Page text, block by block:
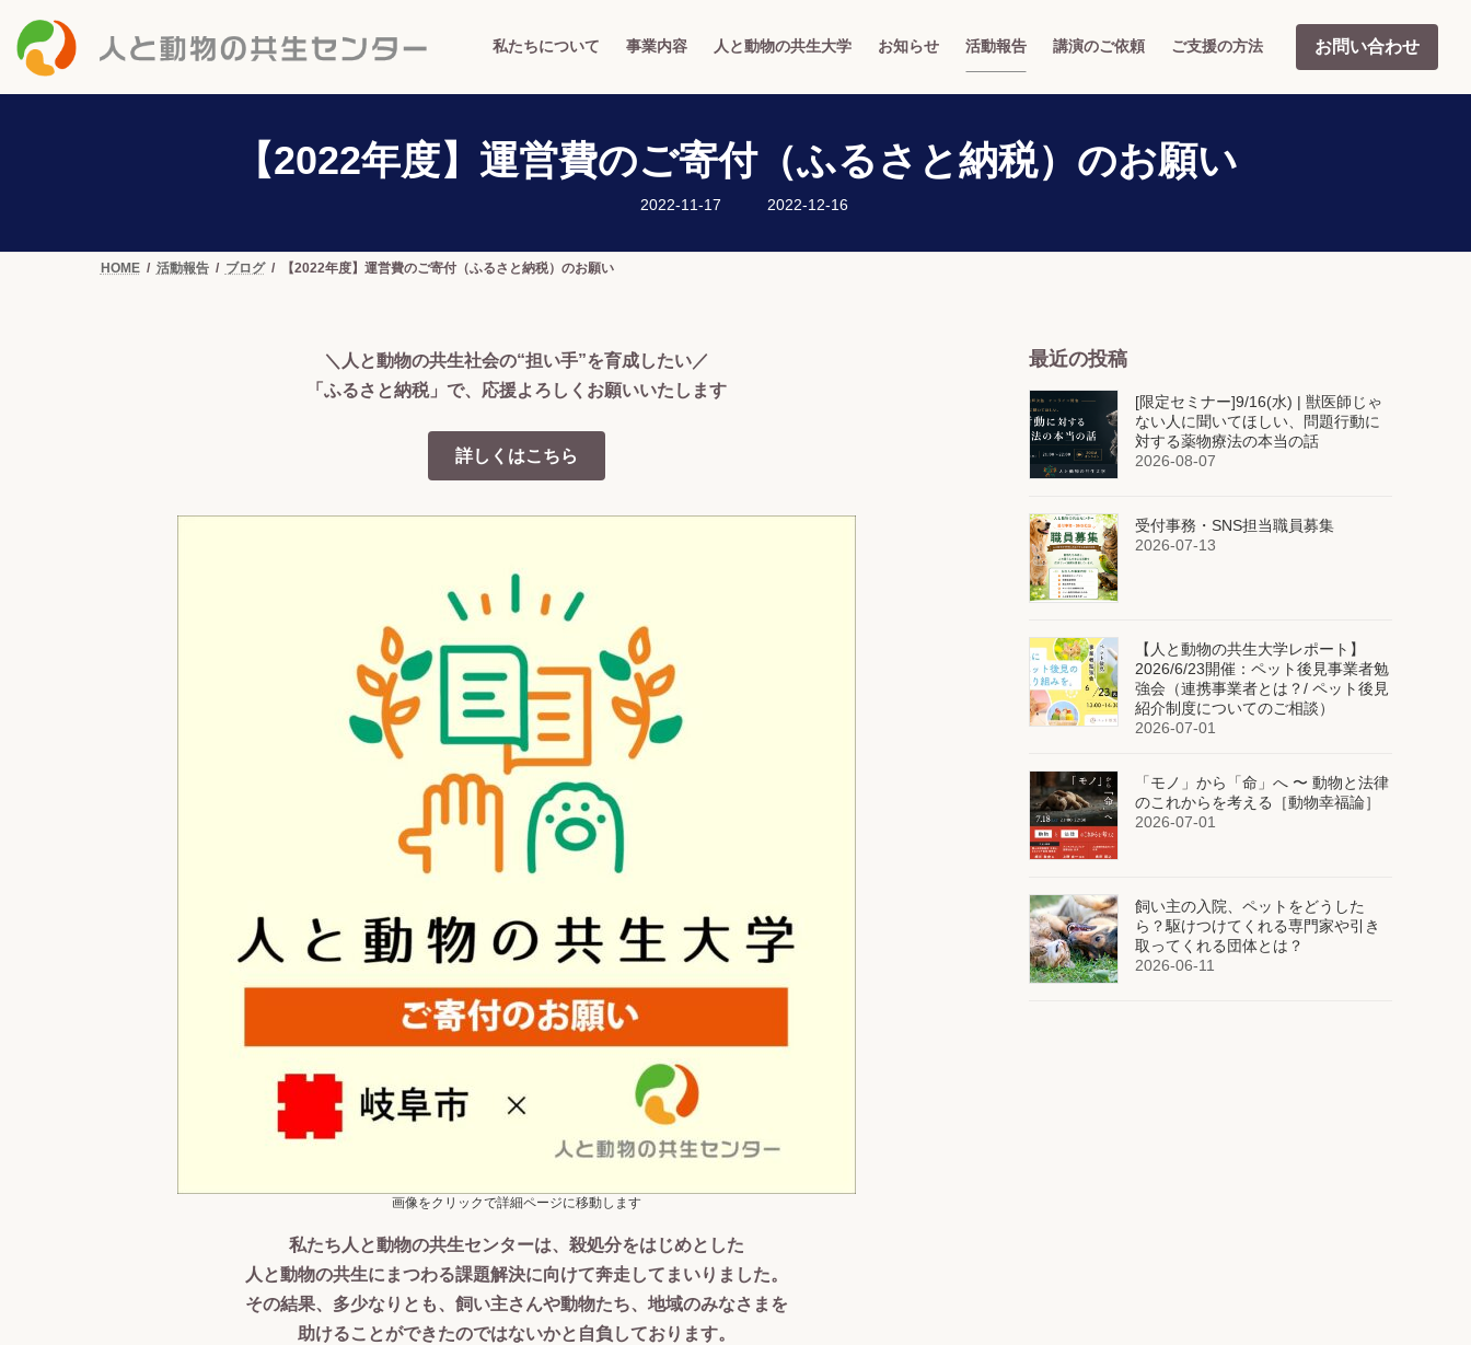
お問い合わせ
私たちについて 事業内容 人と動物の共生大学 お知らせ 活動報告 講演のご依頼 ご支援の方法
【2022年度】運営費のご寄付（ふるさと納税）のお願い
2022-11-17
最
新
2022-12-16
HOME 活動報告 ブログ 【2022年度】運営費のご寄付（ふるさと納税）のお願い
＼人と動物の共生社会の“担い手”を育成したい／
「ふるさと納税」で、応援よろしくお願いいたします
詳しくはこちら
画像をクリックで詳細ページに移動します
私たち人と動物の共生センターは、殺処分をはじめとした
人と動物の共生にまつわる課題解決に向けて奔走してまいりました。
その結果、多少なりとも、飼い主さんや動物たち、地域のみなさまを
助けることができたのではないかと自負しております。
最近の投稿
[限定セミナー]9/16(水) | 獣医師じゃ
ない人に聞いてほしい、問題行動に
対する薬物療法の本当の話
2026-08-07
受付事務・SNS担当職員募集
2026-07-13
【人と動物の共生大学レポート】
2026/6/23開催：ペット後見事業者勉
強会（連携事業者とは？/ ペット後見
紹介制度についてのご相談）
2026-07-01
「モノ」から「命」へ 〜 動物と法律
のこれからを考える［動物幸福論］
2026-07-01
飼い主の入院、ペットをどうした
ら？駆けつけてくれる専門家や引き
取ってくれる団体とは？
2026-06-11